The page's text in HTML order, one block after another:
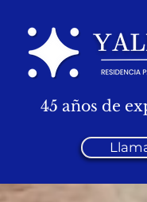
45 años de